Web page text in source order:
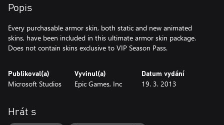
Popis
Every purchasable armor skin, both static and new animated
skins, have been included in this ultimate armor skin package.
Does not contain skins exclusive to VIP Season Pass.
Publikoval(a)
Microsoft Studios
Vyvinul(a)
Epic Games, Inc
Datum vydání
19. 3. 2013
Hrát s